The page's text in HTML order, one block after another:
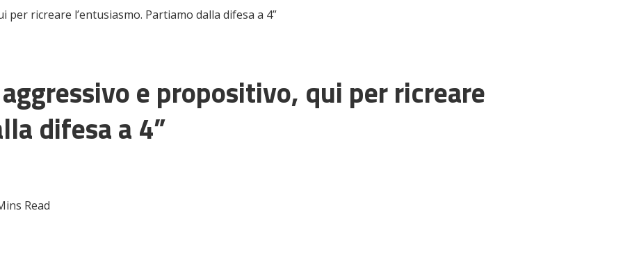
ricreare l’entusiasmo. Partiamo dalla difesa a 4”
e propositivo, qui per ricreare
difesa a 4”
Read